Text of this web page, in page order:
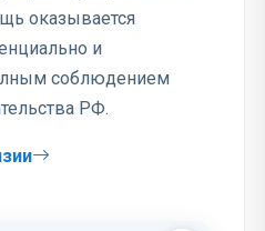
оказывается
и
соблюдением
РФ.